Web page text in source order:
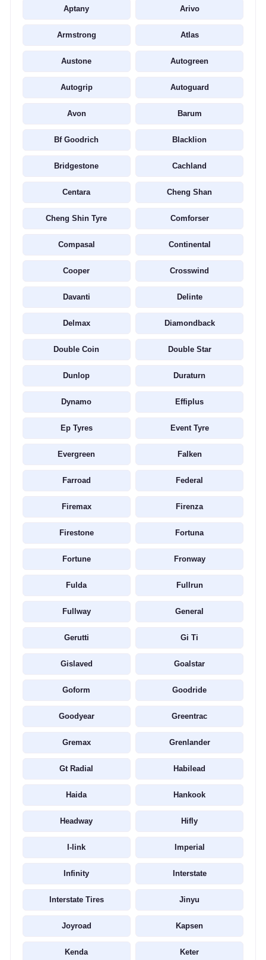
Aptany Arivo
Armstrong Atlas
Austone Autogreen
Autogrip Autoguard
Avon Barum
Bf Goodrich Blacklion
Bridgestone Cachland
Centara Cheng Shan
Cheng Shin Tyre Comforser
Compasal Continental
Cooper Crosswind
Davanti Delinte
Delmax Diamondback
Double Coin Double Star
Dunlop Duraturn
Dynamo Effiplus
Ep Tyres Event Tyre
Evergreen Falken
Farroad Federal
Firemax Firenza
Firestone Fortuna
Fortune Fronway
Fulda Fullrun
Fullway General
Gerutti Gi Ti
Gislaved Goalstar
Goform Goodride
Goodyear Greentrac
Gremax Grenlander
Gt Radial Habilead
Haida Hankook
Headway Hifly
I-link Imperial
Infinity Interstate
Interstate Tires Jinyu
Joyroad Kapsen
Kenda Keter